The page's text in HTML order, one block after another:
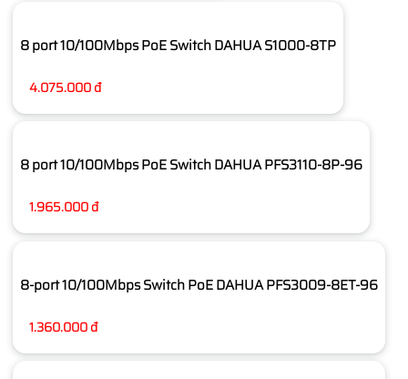
8 port 10/100Mbps PoE Switch DAHUA S1000-8TP
4.075.000 đ
8 port 10/100Mbps PoE Switch DAHUA PFS3110-8P-96
1.965.000 đ
8-port 10/100Mbps Switch PoE DAHUA PFS3009-8ET-96
1.360.000 đ